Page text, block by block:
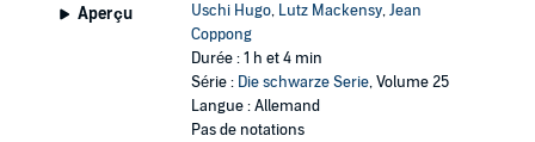
Aperçu
Uschi Hugo, Lutz Mackensy,Jean
Coppong
Durée : 1 h et 4 min
Série : Die schwarze Serie, Volume 25
Langue : Allemand
Pas de notations